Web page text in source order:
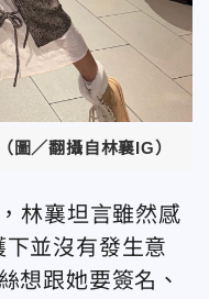
圖／翻攝自林襄IG）
林襄坦言雖然感
並沒有發生意
想跟她要簽名、